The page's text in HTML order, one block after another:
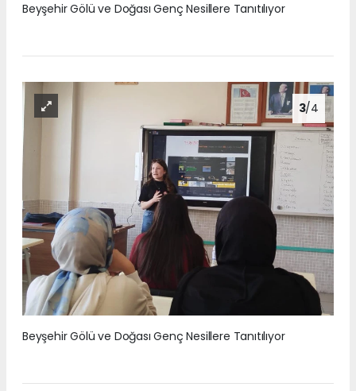
Beyşehir Gölü ve Doğası Genç Nesillere Tanıtılıyor
3/4
Beyşehir Gölü ve Doğası Genç Nesillere Tanıtılıyor